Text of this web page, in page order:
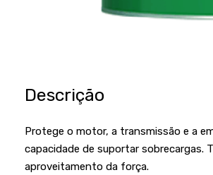
Descrição
Protege o motor, a transmissão e a
capacidade de suportar sobrecargas.
aproveitamento da força.